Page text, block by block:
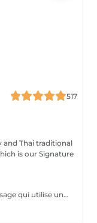
517
and Thai traditional
is our Signature
- 45 minutes - Un type de thérapie de massage qui utilise une pression ferme et des mouvements lents pour atteindre les couches les plus profondes du muscle. Il est utilisé pour les douleurs musculaires, raideur de la nuque et du haut du dos, les lombalgies et les jambes et épaules endolories.